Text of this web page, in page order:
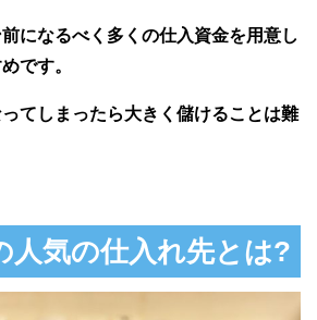
になるべく多くの仕入資金を用意し
です。
てしまったら大きく儲けることは難
人気の仕入れ先とは?